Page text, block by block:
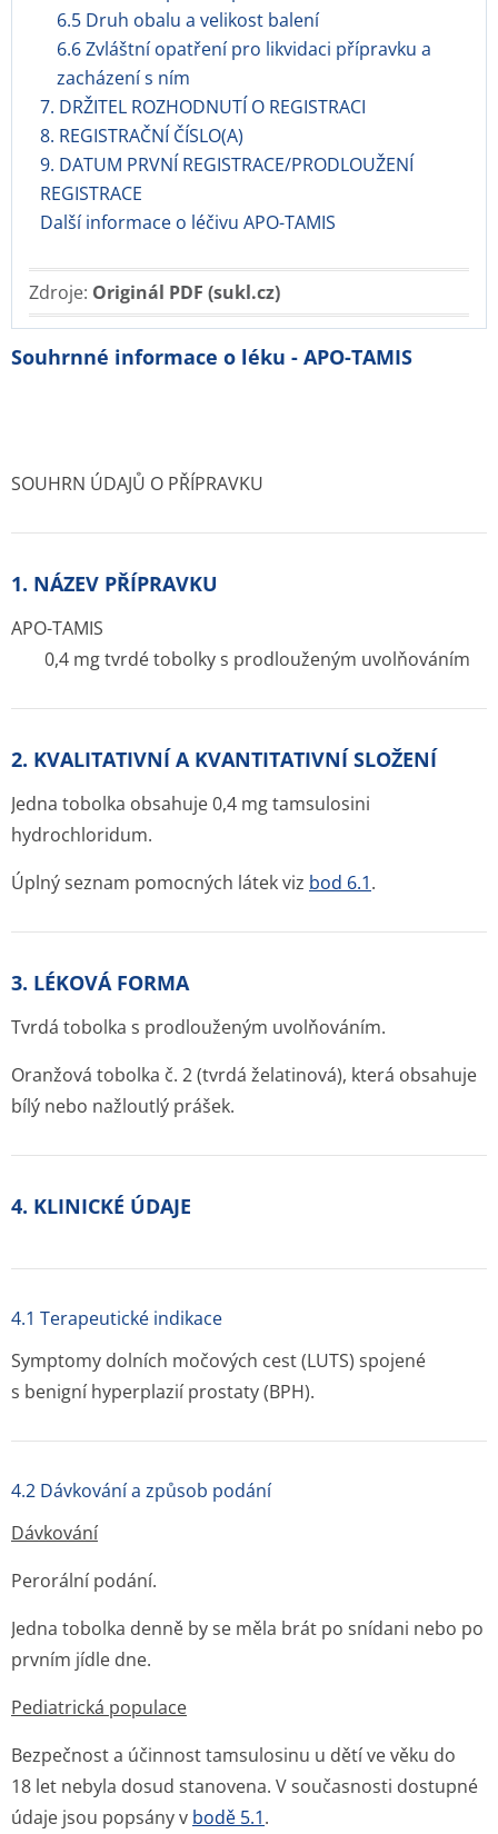
6.5 Druh obalu a velikost balení
6.6 Zvláštní opatření pro likvidaci přípravku a
zacházení s ním
7. DRŽITEL ROZHODNUTÍ O REGISTRACI
8. REGISTRAČNÍ ČÍSLO(A)
9. DATUM PRVNÍ REGISTRACE/PRODLOUŽENÍ
REGISTRACE
Další informace o léčivu APO-TAMIS
Zdroje: Originál PDF (sukl.cz)
Souhrnné informace o léku - APO-TAMIS
SOUHRN ÚDAJŮ O PŘÍPRAVKU
1. NÁZEV PŘÍPRAVKU
APO-TAMIS
0,4 mg tvrdé tobolky s prodlouženým uvolňováním
2. KVALITATIVNÍ A KVANTITATIVNÍ SLOŽENÍ
Jedna tobolka obsahuje 0,4 mg tamsulosini
hydrochloridum.
Úplný seznam pomocných látek viz bod 6.1.
3. LÉKOVÁ FORMA
Tvrdá tobolka s prodlouženým uvolňováním.
Oranžová tobolka č. 2 (tvrdá želatinová), která obsahuje
bílý nebo nažloutlý prášek.
4. KLINICKÉ ÚDAJE
4.1 Terapeutické indikace
Symptomy dolních močových cest (LUTS) spojené
s benigní hyperplazií prostaty (BPH).
4.2 Dávkování a způsob podání
Dávkování
Perorální podání.
Jedna tobolka denně by se měla brát po snídani nebo po
prvním jídle dne.
Pediatrická populace
Bezpečnost a účinnost tamsulosinu u dětí ve věku do
18 let nebyla dosud stanovena. V současnosti dostupné
údaje jsou popsány v bodě 5.1.